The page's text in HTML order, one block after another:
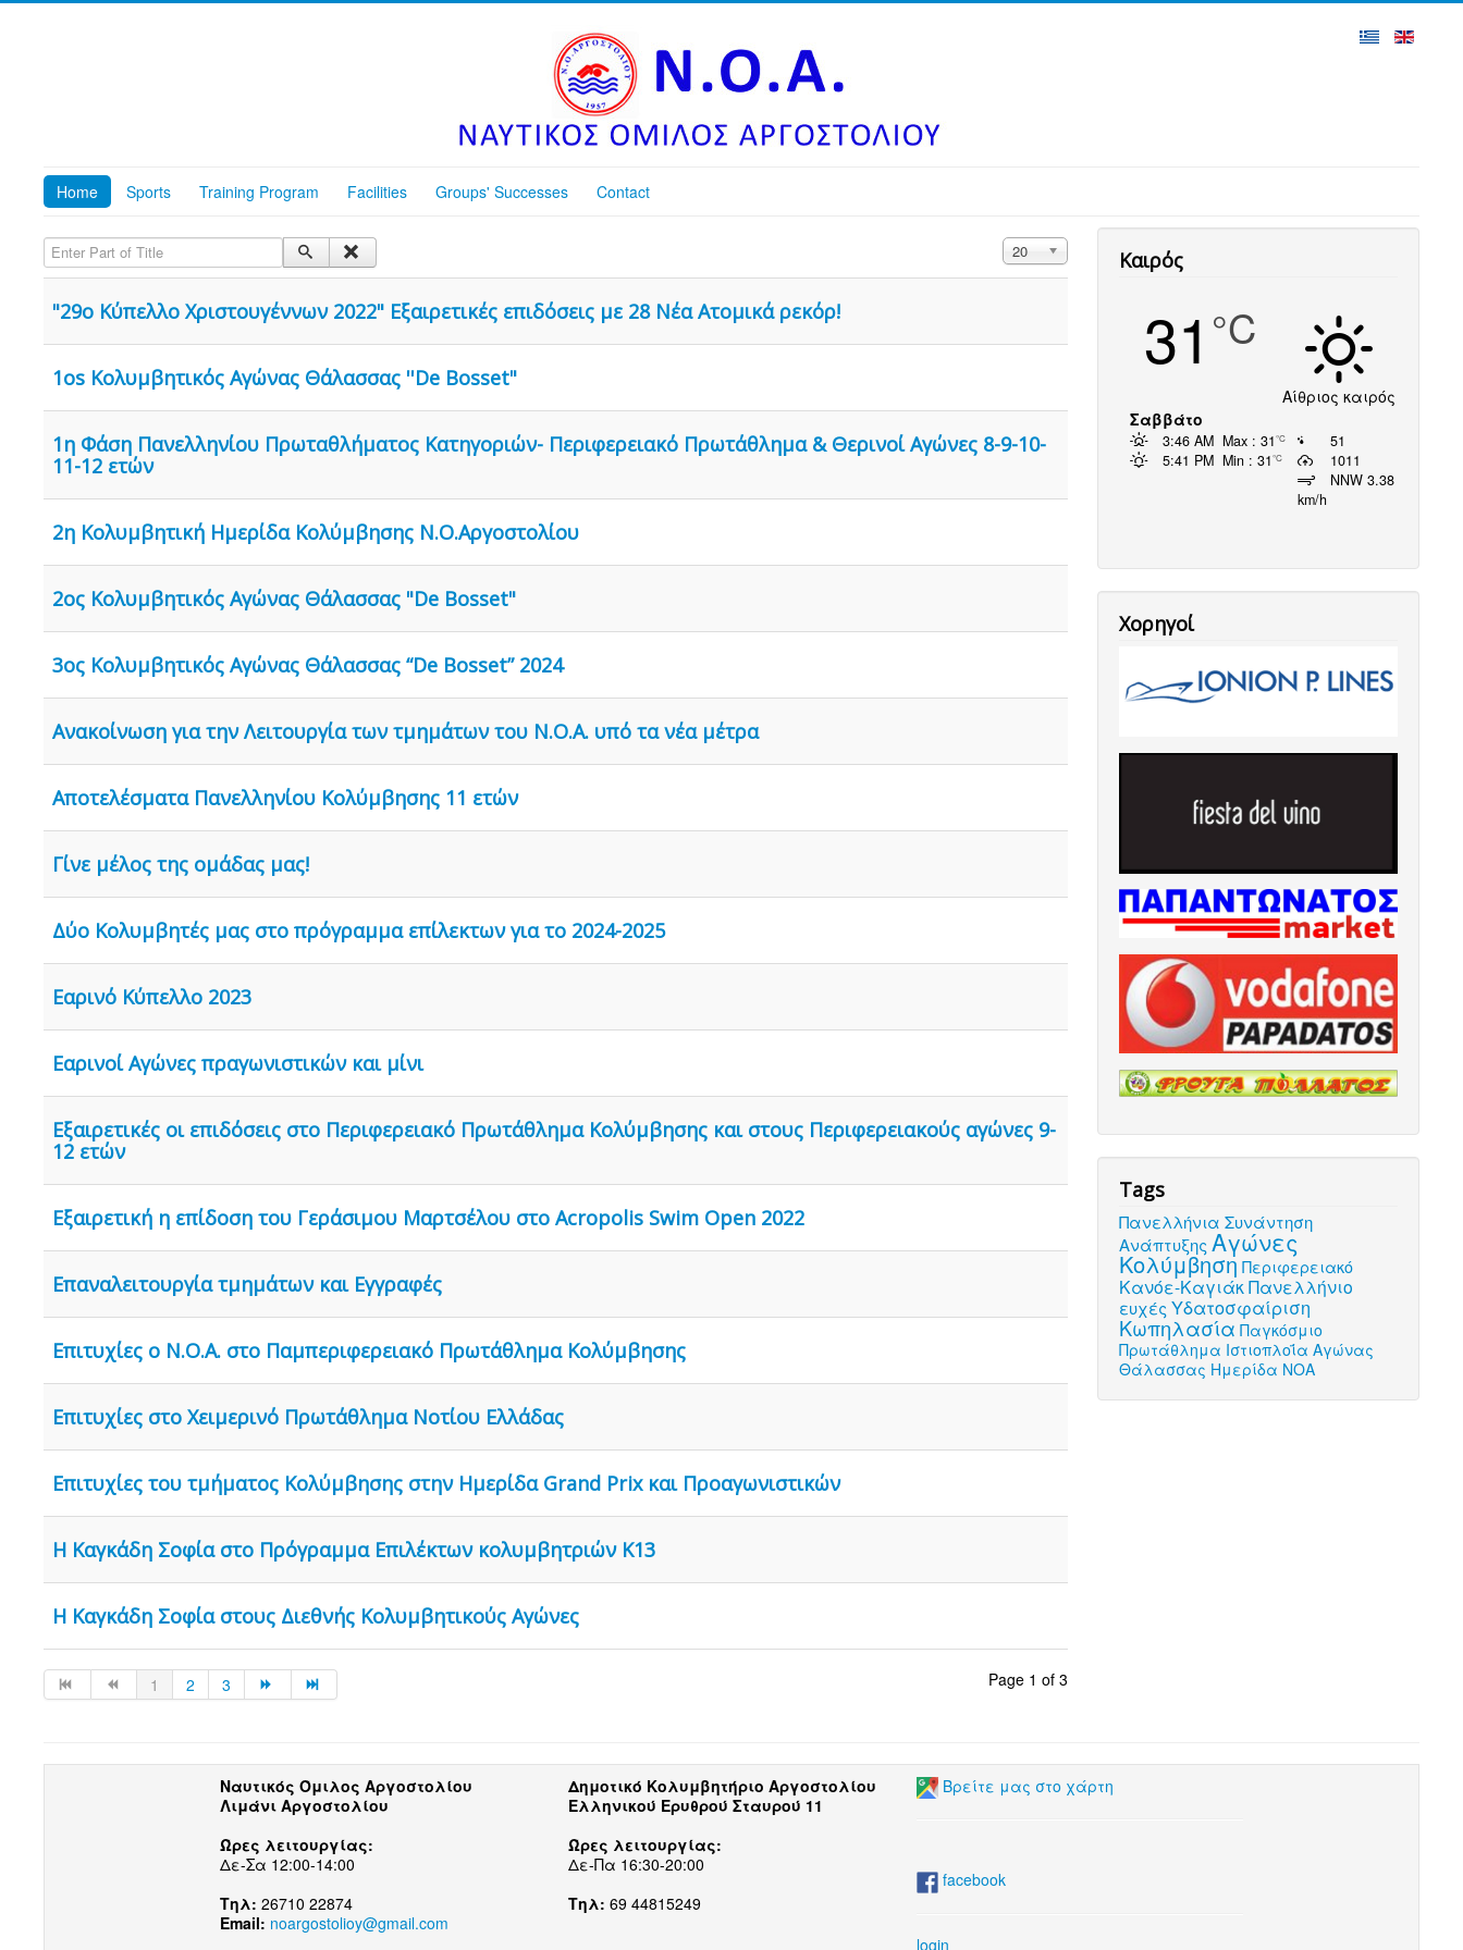
Home Sports Training Program Facilities Groups' Successes Contact
Enter Part of Title Display #
20
"29ο Κύπελλο Χριστουγέννων 2022" Εξαιρετικές επιδόσεις με 28 Νέα Ατομικά ρεκόρ!
1os Κολυμβητικός Αγώνας Θάλασσας ''De Bosset"
1η Φάση Πανελληνίου Πρωταθλήματος Κατηγοριών- Περιφερειακό Πρωτάθλημα & Θερινοί Αγώνες 8-9-10-
11-12 ετών
2η Κολυμβητική Ημερίδα Κολύμβησης Ν.Ο.Αργοστολίου
2ος Κολυμβητικός Αγώνας Θάλασσας "De Bosset"
3ος Κολυμβητικός Αγώνας Θάλασσας “De Bosset” 2024
Ανακοίνωση για την Λειτουργία των τμημάτων του Ν.Ο.Α. υπό τα νέα μέτρα
Αποτελέσματα Πανελληνίου Κολύμβησης 11 ετών
Γίνε μέλος της ομάδας μας!
Δύο Κολυμβητές μας στο πρόγραμμα επίλεκτων για το 2024-2025
Εαρινό Κύπελλο 2023
Εαρινοί Αγώνες πραγωνιστικών και μίνι
Εξαιρετικές οι επιδόσεις στο Περιφερειακό Πρωτάθλημα Κολύμβησης και στους Περιφερειακούς αγώνες 9-
12 ετών
Εξαιρετική η επίδοση του Γεράσιμου Μαρτσέλου στο Acropolis Swim Open 2022
Επαναλειτουργία τμημάτων και Εγγραφές
Επιτυχίες ο Ν.Ο.Α. στο Παμπεριφερειακό Πρωτάθλημα Κολύμβησης
Επιτυχίες στο Χειμερινό Πρωτάθλημα Νοτίου Ελλάδας
Επιτυχίες του τμήματος Κολύμβησης στην Ημερίδα Grand Prix και Προαγωνιστικών
Η Καγκάδη Σοφία στο Πρόγραμμα Επιλέκτων κολυμβητριών Κ13
Η Καγκάδη Σοφία στους Διεθνής Κολυμβητικούς Αγώνες
Page 1 of 3
1 2 3
Καιρός
Αίθριος καιρός
31 °C
Σαββάτο
3:46 AM
5:41 PM
Max : 31°C
Min : 31°C
51
1011
NNW 3.38
km/h
Χορηγοί
Tags
Πανελλήνια Συνάντηση
Ανάπτυξης Αγώνες
Κολύμβηση Περιφερειακό
Κανόε-Καγιάκ Πανελλήνιο
ευχές Υδατοσφαίριση
Κωπηλασία Παγκόσμιο
Πρωτάθλημα Ιστιοπλοΐα Αγώνας
Θάλασσας Ημερίδα ΝΟΑ
Ναυτικός Όμιλος Αργοστολίου
Λιμάνι Αργοστολίου
Ώρες λειτουργίας:
Δε-Σα 12:00-14:00
Τηλ: 26710 22874
Email: noargostolioy@gmail.com
Δημοτικό Κολυμβητήριο Αργοστολίου
Ελληνικού Ερυθρού Σταυρού 11
Ώρες λειτουργίας:
Δε-Πα 16:30-20:00
Τηλ: 69 44815249
Βρείτε μας στο χάρτη
facebook
login